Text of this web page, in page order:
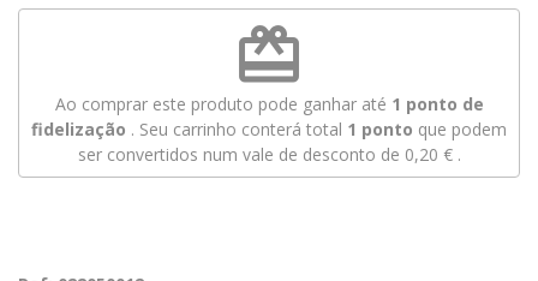
redeem
Ao comprar este produto pode ganhar até 1 ponto de
fidelização . Seu carrinho conterá total 1 ponto que podem
ser convertidos num vale de desconto de 0,20 €.